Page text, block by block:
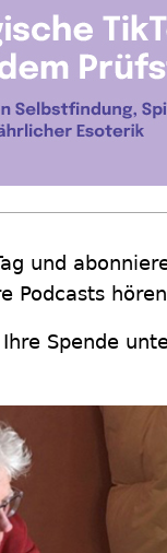
und
Podcasts
Spende